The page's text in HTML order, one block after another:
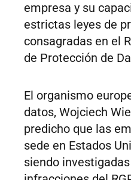
empresa y su
estrictas leyes de
consagradas en el
de Protección de
El organismo
datos, Wojciech
predicho que las
sede en Estados
siendo